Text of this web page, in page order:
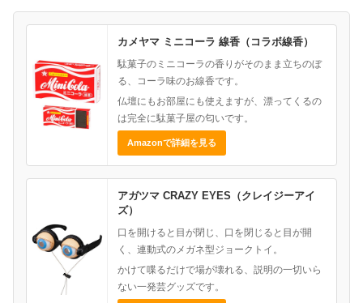
カメヤマ ミニコーラ 線香（コラボ線香）
駄菓子のミニコーラの香りがそのまま立ちのぼ
る、コーラ味のお線香です。
仏壇にもお部屋にも使えますが、漂ってくるの
は完全に駄菓子屋の匂いです。
Amazonで詳細を見る
アガツマ CRAZY EYES（クレイジーアイ
ズ）
口を開けると目が閉じ、口を閉じると目が開
く、連動式のメガネ型ジョークトイ。
かけて喋るだけで場が壊れる、説明の一切いら
ない一発芸グッズです。